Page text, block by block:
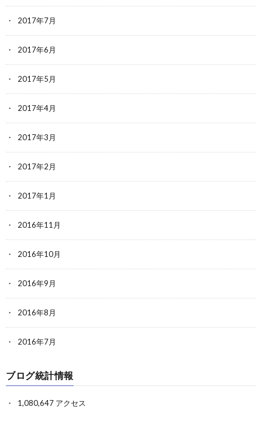
2017年7月
2017年6月
2017年5月
2017年4月
2017年3月
2017年2月
2017年1月
2016年11月
2016年10月
2016年9月
2016年8月
2016年7月
ブログ統計情報
1,080,647 アクセス